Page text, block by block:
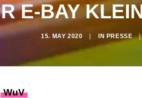
E-BAY
15. MAY 2020 IN PRESSE |
WuV